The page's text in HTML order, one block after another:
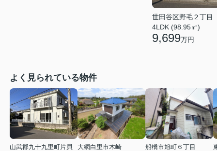
世田谷区野毛２丁目
4LDK (98.95㎡)
9,699万円
よく見られている物件
山武郡九十九里町片貝
大網白里市木崎
船橋市旭町６丁目